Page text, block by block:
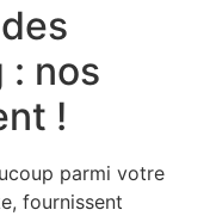
: nos
!
parmi votre
fournissent